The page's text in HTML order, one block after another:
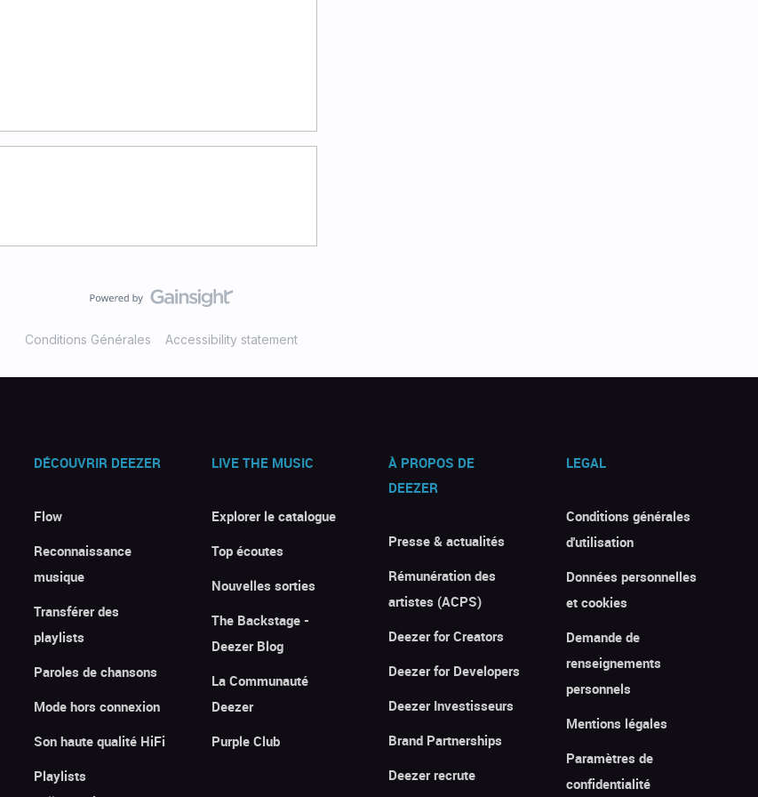
Conditions Générales Accessibility statement
DÉCOUVRIR DEEZER
Flow
Reconnaissance
musique
Transférer des
playlists
Paroles de chansons
Mode hors connexion
Son haute qualité HiFi
Playlists
LIVE THE MUSIC
Explorer le catalogue
Top écoutes
Nouvelles sorties
The Backstage -
Deezer Blog
La Communauté
Deezer
Purple Club
À PROPOS DE
DEEZER
Presse & actualités
Rémunération des
artistes (ACPS)
Deezer for Creators
Deezer for Developers
Deezer Investisseurs
Brand Partnerships
Deezer recrute
LEGAL
Conditions générales
d'utilisation
Données personnelles
et cookies
Demande de
renseignements
personnels
Mentions légales
Paramètres de
confidentialité